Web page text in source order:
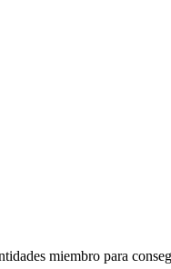
miembro para